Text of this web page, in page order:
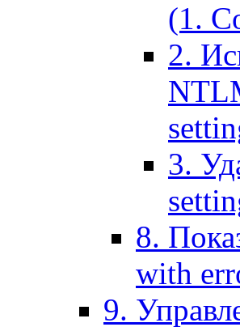
(1.
2.
3.
8.
with
9.